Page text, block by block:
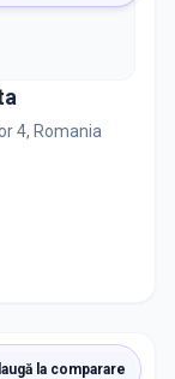
4, Romania
la comparare